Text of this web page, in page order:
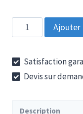
quantité
de
3
-
Ajouter
Satisfaction
Devis sur
Description